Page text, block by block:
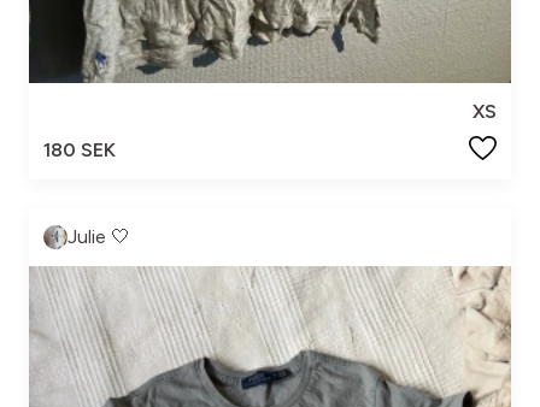
XS
180 SEK
Julie 🤍